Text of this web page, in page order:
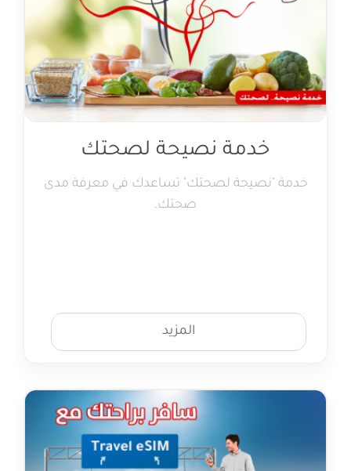
خدمة نصيحة لصحتك
خدمة "نصيحة لصحتك" تساعدك في معرفة مدى
صحتك.
المزيد